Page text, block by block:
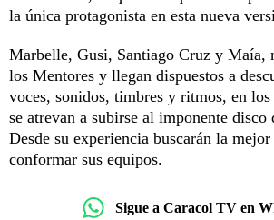
la única protagonista en esta nueva
Marbelle, Gusi, Santiago Cruz y Maía,
los Mentores y llegan dispuestos a
voces, sonidos, timbres y ritmos, en
se atrevan a subirse al imponente disco
Desde su experiencia buscarán la
conformar sus equipos.
Sigue a Caracol TV en